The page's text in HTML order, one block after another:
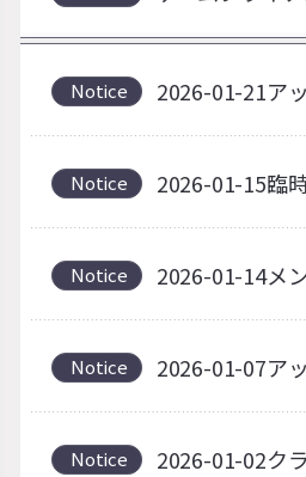
Notice 2026-01-21ア
Notice 2026-01-15臨
Notice 2026-01-14メ
Notice 2026-01-07ア
Notice 2026-01-02ク